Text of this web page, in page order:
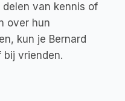
van kennis of
over hun
kun je Bernard
vrienden.